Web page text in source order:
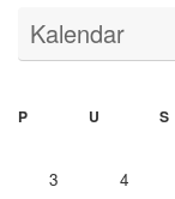
Kalendar
P
U S
3
4